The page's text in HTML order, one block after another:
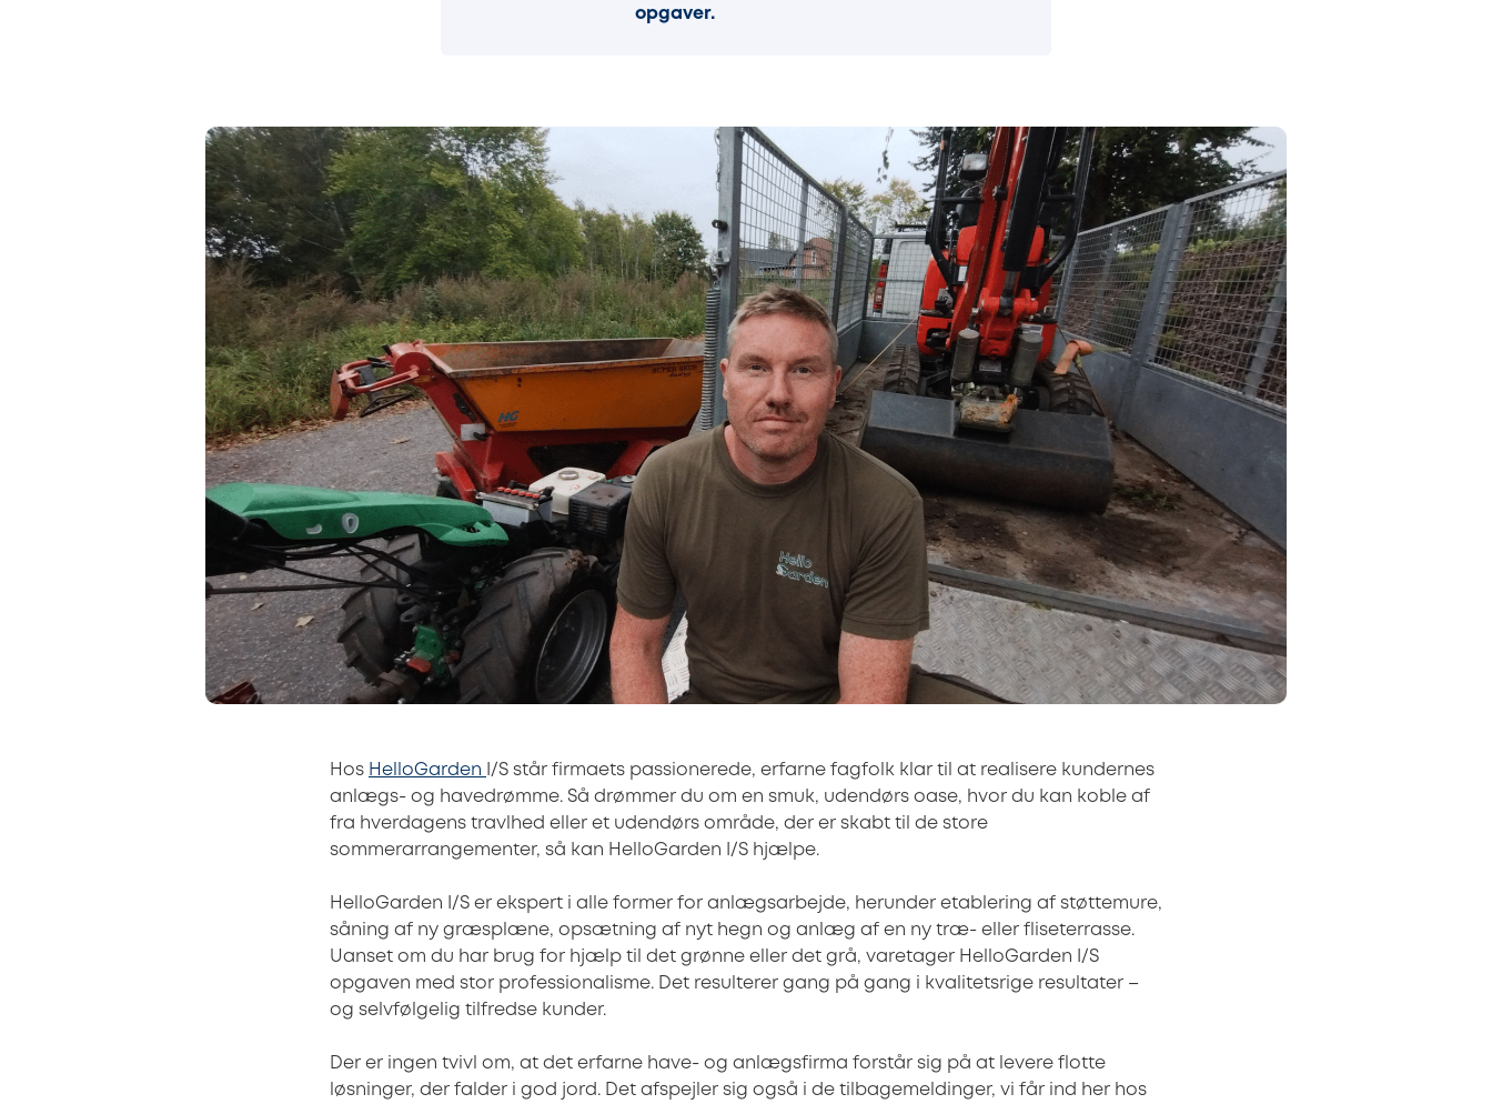
opgaver.
Hos HelloGarden
I/S står firmaets passionerede, erfarne fagfolk klar til at realisere kundernes
anlægs- og havedrømme. Så drømmer du om en smuk, udendørs oase, hvor du kan koble af
fra hverdagens travlhed eller et udendørs område, der er skabt til de store
sommerarrangementer, så kan HelloGarden I/S hjælpe.
HelloGarden I/S er ekspert i alle former for anlægsarbejde, herunder etablering af støttemure,
såning af ny græsplæne, opsætning af nyt hegn og anlæg af en ny træ- eller fliseterrasse.
Uanset om du har brug for hjælp til det grønne eller det grå, varetager HelloGarden I/S
opgaven med stor professionalisme. Det resulterer gang på gang i kvalitetsrige resultater –
og selvfølgelig tilfredse kunder.
Der er ingen tvivl om, at det erfarne have- og anlægsfirma forstår sig på at levere flotte
løsninger, der falder i god jord. Det afspejler sig også i de tilbagemeldinger, vi får ind her hos